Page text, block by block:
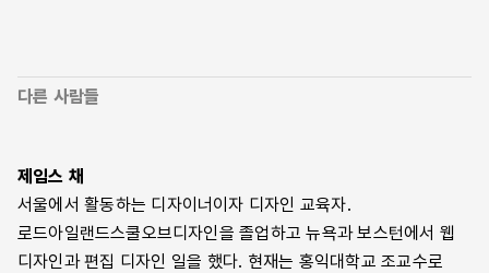
다른 사람들
제임스 채
서울에서 활동하는 디자이너이자 디자인 교육자.
로드아일랜드스쿨오브디자인을 졸업하고 뉴욕과 보스턴에서 웹
디자인과 편집 디자인 일을 했다. 현재는 홍익대학교 조교수로